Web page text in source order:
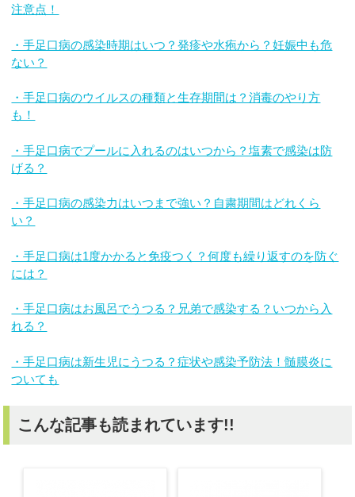
注意点！
・手足口病の感染時期はいつ？発疹や水疱から？妊娠中も危
ない？
・手足口病のウイルスの種類と生存期間は？消毒のやり方
も！
・手足口病でプールに入れるのはいつから？塩素で感染は防
げる？
・手足口病の感染力はいつまで強い？自粛期間はどれくら
い？
・手足口病は1度かかると免疫つく？何度も繰り返すのを防ぐ
には？
・手足口病はお風呂でうつる？兄弟で感染する？いつから入
れる？
・手足口病は新生児にうつる？症状や感染予防法！髄膜炎に
ついても
こんな記事も読まれています!!